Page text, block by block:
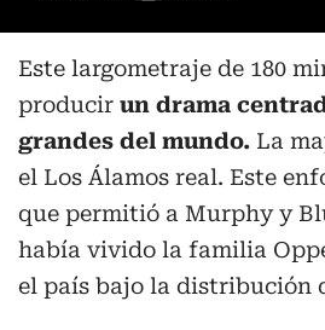
Este largometraje de 180
producir un drama
grandes del mundo. La
el Los Álamos real. Este
que permitió a Murphy y
había vivido la familia
el país bajo la distribución